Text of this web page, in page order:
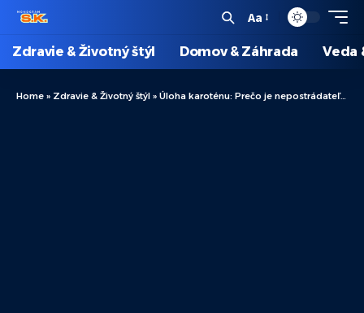
Aa
Zdravie & Životný štýl Domov & Záhrada Veda
Home » Zdravie & Životný štýl » Úloha karoténu: Prečo je nepostrádateľný pre náš organizmus?